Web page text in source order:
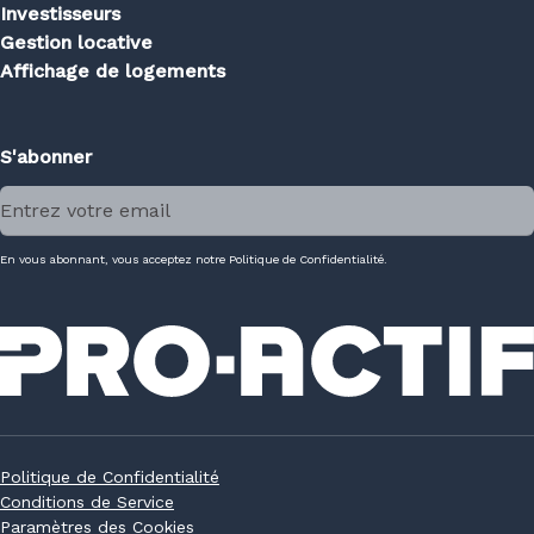
Investisseurs
Gestion locative
Affichage de logements
S'abonner
En vous abonnant, vous acceptez notre Politique de Confidentialité.
Politique de Confidentialité
Conditions de Service
Paramètres des Cookies